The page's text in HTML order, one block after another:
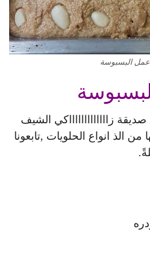
البسبوسة
زاااااااااااااكي الشيف
من الذ انواع الحلويات ,تابعونا